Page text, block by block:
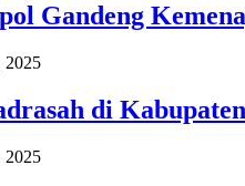
Gandeng
2025
di
2025